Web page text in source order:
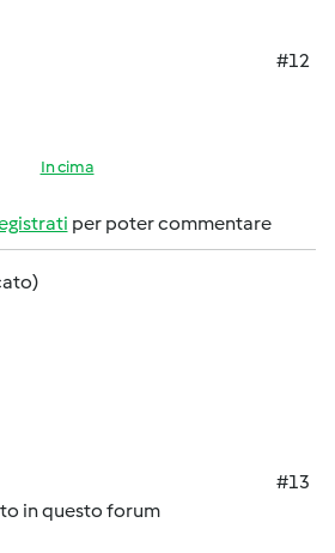
#12
In cima
per poter commentare
#13
in questo forum